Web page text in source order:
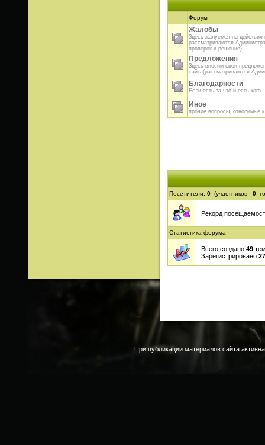
Форум
Жалобы
Здесь жалуемся на действия
рассматриваются
проверок и решение).
Предложения
Здесь вносим свои
сайта(рассматриваются
Благодарности
Если есть за что и есть кого
Иное
прочие вопросы, относимые
Посетители: 0 (участников - 0 ,
Рекорд
Статистика форума
Всего создано 49
Зарегистрировано 27
При публикации материалов сайта